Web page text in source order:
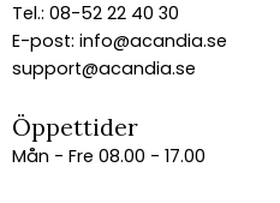
Tel.: 08-52 22 40 30
E-post: info@acandia.se
support@acandia.se
Öppettider
Mån - Fre 08.00 - 17.00